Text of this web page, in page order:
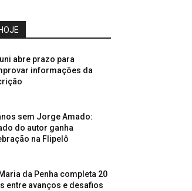
abre prazo para
informações da
sem Jorge Amado:
do autor ganha
na Flipelô
da Penha completa 20
entre avanços e desafios